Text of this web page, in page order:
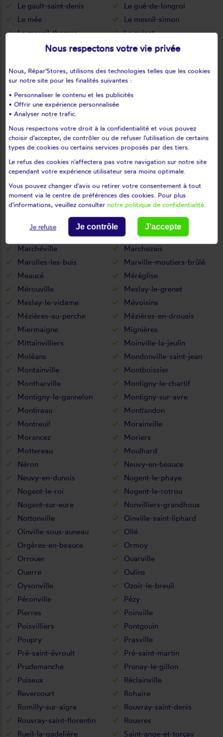
Le gault-saint-denis
Le gué-de-longroi
Le mée
Le mesnil-simon
Le mesnil-thomas
Le puiset
Le thieulin
Les autels-villevillon
Les corvées-les-yys
Les etilleux
Les pinthières
Léthuin
Levainville
Levesville-la-chenard
Loigny-la-bataille
Lormaye
Louville-la-chenard
Louvilliers-en-drouais
Lucé
Luigny
Luisant
Luray
Lutz-en-dunois
Magny
Maillebois
Mainvilliers
Marboué
Marchéville
Marchezais
Marolles-les-buis
Marville-moutiers-brûlé
Meaucé
Méréglise
Mérouville
Meslay-le-grenet
Meslay-le-vidame
Mévoisins
Mézières-au-perche
Mézières-en-drouais
Miermaigne
Mignières
Mittainvilliers
Moinville-la-jeulin
Moléans
Mondonville-saint-jean
Montainville
Montboissier
Montharville
Montigny-le-chartif
Montigny-le-gannelon
Montigny-sur-avre
Montireau
Montlandon
Montreuil
Morainville
Morancez
Moriers
Mottereau
Moulhard
Néron
Neuvy-en-beauce
Neuvy-en-dunois
Nogent-le-phaye
Nogent-le-roi
Nogent-le-rotrou
Nogent-sur-eure
Nonvilliers-grandhoux
Nottonville
Oinville-saint-liphard
Oinville-sous-auneau
Ollé
Orgères-en-beauce
Ormoy
Orrouer
Ouarville
Ouerre
Oulins
Oysonville
Ozoir-le-breuil
Péronville
Pézy
Pierres
Poinville
Poisvilliers
Pontgouin
Poupry
Prasville
Pré-saint-évroult
Pré-saint-martin
Prudemanche
Prunay-le-gillon
Puiseux
Réclainville
Revercourt
Rohaire
Romilly-sur-aigre
Rouvray-saint-denis
Rouvray-saint-florentin
Rouvres
Rueil-la-gadelière
Saint-ange-et-torçay
Nous respectons votre vie privée
Nous, Répar'Stores, utilisons des technologies telles que les cookies
sur notre site pour les finalités suivantes :
• Personnaliser le contenu et les publicités
• Offrir une expérience personnalisée
• Analyser notre trafic.
Nous respectons votre droit à la confidentialité et vous pouvez
choisir d'accepter, de contrôler ou de refuser l'utilisation de certains
types de cookies ou certains services proposés par des tiers.
Le refus des cookies n'affectera pas votre navigation sur notre site
cependant votre expérience utilisateur sera moins optimale.
Vous pouvez changer d'avis ou retirer votre consentement à tout
moment via le centre de préférences des cookies. Pour plus
d'informations, veuillez consulter notre politique de confidentialité.
Je refuse Je contrôle J'accepte